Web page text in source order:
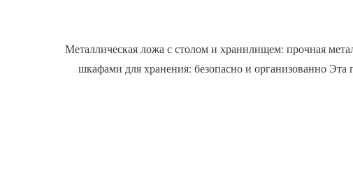
Металлическая ложа с столом и хранилищем: прочная
шкафами для хранения: безопасно и организованно